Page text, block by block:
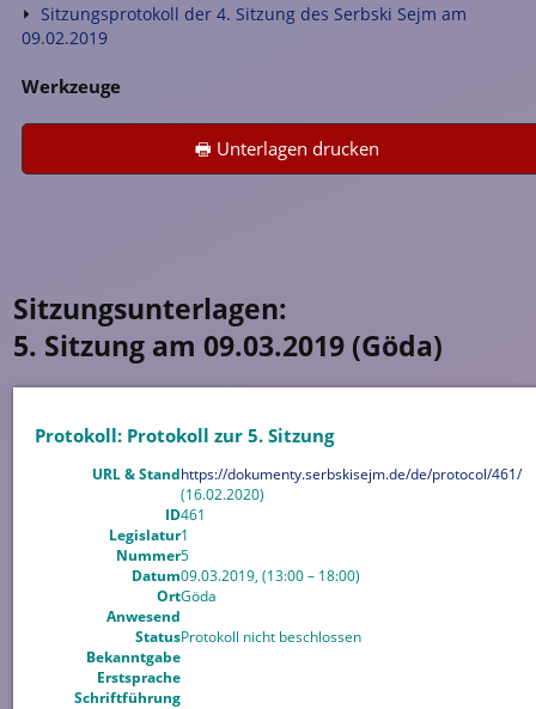
Sitzungsprotokoll der 4. Sitzung des Serbski Sejm am
09.02.2019
Werkzeuge
🖶 Unterlagen drucken
Sitzungsunterlagen:
5. Sitzung am 09.03.2019 (Göda)
Protokoll: Protokoll zur 5. Sitzung
URL & Standhttps://dokumenty.serbskisejm.de/de/protocol/461/
(16.02.2020)
ID461
Legislatur1
Nummer5
Datum09.03.2019, (13:00 – 18:00)
OrtGöda
Anwesend
StatusProtokoll nicht beschlossen
Bekanntgabe
Erstsprache
Schriftführung